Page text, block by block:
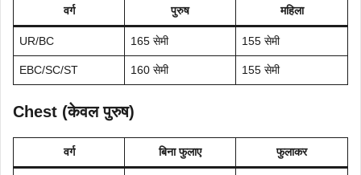
वर्ग पुरुष महिला
UR/BC 165 सेमी 155 सेमी
EBC/SC/ST 160 सेमी 155 सेमी
Chest (केवल पुरुष)
वर्ग बिना फुलाए फुलाकर